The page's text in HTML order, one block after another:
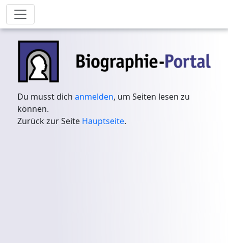
Du musst dichanmelden, um Seiten lesen zu
können.
Zurück zur Seite Hauptseite.